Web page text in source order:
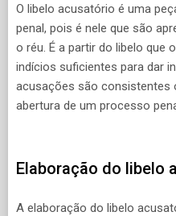
O libelo acusatório é uma
penal, pois é nele que são
o réu. É a partir do libelo que
indícios suficientes para dar
acusações são consistentes
abertura de um processo
Elaboração do libelo
A elaboração do libelo